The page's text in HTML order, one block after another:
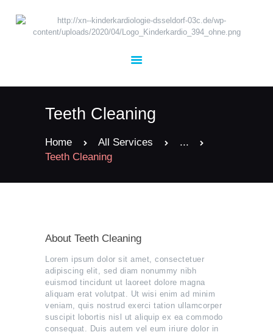
Teeth Cleaning
Home All Services
...
Teeth Cleaning
UNSER TEAM
KARDIOLOGIE
KINDERHEILKUNDE
TERMINE
KONTAKT
About Teeth Cleaning
Lorem ipsum dolor sit amet, consectetuer
adipiscing elit, sed diam nonummy nibh
euismod tincidunt ut laoreet dolore magna
aliquam erat volutpat. Ut wisi enim ad minim
veniam, quis nostrud exerci tation ullamcorper
suscipit lobortis nisl ut aliquip ex ea commodo
consequat. Duis autem vel eum iriure dolor in